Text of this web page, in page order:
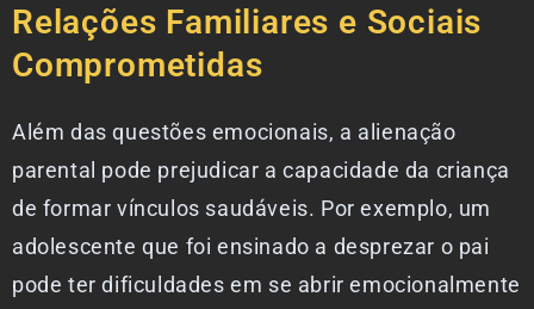
Relações Familiares e Sociais
Comprometidas
Além das questões emocionais, a alienação
parental pode prejudicar a capacidade da criança
de formar vínculos saudáveis. Por exemplo, um
adolescente que foi ensinado a desprezar o pai
pode ter dificuldades em se abrir emocionalmente